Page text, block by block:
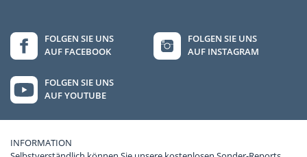
FOLGEN SIE UNS
AUF FACEBOOK
FOLGEN SIE UNS
AUF INSTAGRAM
FOLGEN SIE UNS
AUF YOUTUBE
INFORMATION